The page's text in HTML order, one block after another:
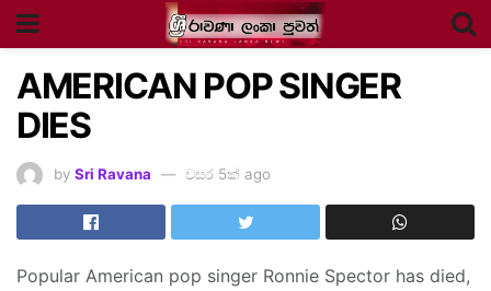
AMERICAN POP SINGER
DIES
by Sri Ravana වසර 5ක් ago
Popular American pop singer Ronnie Spector has died,